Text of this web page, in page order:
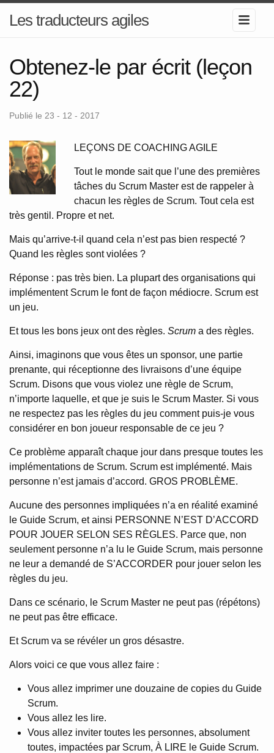
Les traducteurs agiles
Obtenez-le par écrit (leçon
22)
Publié le 23 - 12 - 2017
LEÇONS DE COACHING AGILE
Tout le monde sait que l’une des premières
tâches du Scrum Master est de rappeler à
chacun les règles de Scrum. Tout cela est
très gentil. Propre et net.
Mais qu’arrive-t-il quand cela n’est pas bien respecté ?
Quand les règles sont violées ?
Réponse : pas très bien. La plupart des organisations qui
implémentent Scrum le font de façon médiocre. Scrum est
un jeu.
Et tous les bons jeux ont des règles. Scrum a des règles.
Ainsi, imaginons que vous êtes un sponsor, une partie
prenante, qui réceptionne des livraisons d’une équipe
Scrum. Disons que vous violez une règle de Scrum,
n’importe laquelle, et que je suis le Scrum Master. Si vous
ne respectez pas les règles du jeu comment puis-je vous
considérer en bon joueur responsable de ce jeu ?
Ce problème apparaît chaque jour dans presque toutes les
implémentations de Scrum. Scrum est implémenté. Mais
personne n’est jamais d’accord. GROS PROBLÈME.
Aucune des personnes impliquées n’a en réalité examiné
le Guide Scrum, et ainsi PERSONNE N’EST D’ACCORD
POUR JOUER SELON SES RÈGLES. Parce que, non
seulement personne n’a lu le Guide Scrum, mais personne
ne leur a demandé de S’ACCORDER pour jouer selon les
règles du jeu.
Dans ce scénario, le Scrum Master ne peut pas (répétons)
ne peut pas être efficace.
Et Scrum va se révéler un gros désastre.
Alors voici ce que vous allez faire :
Vous allez imprimer une douzaine de copies du Guide
Scrum.
Vous allez les lire.
Vous allez inviter toutes les personnes, absolument
toutes, impactées par Scrum, À LIRE le Guide Scrum.